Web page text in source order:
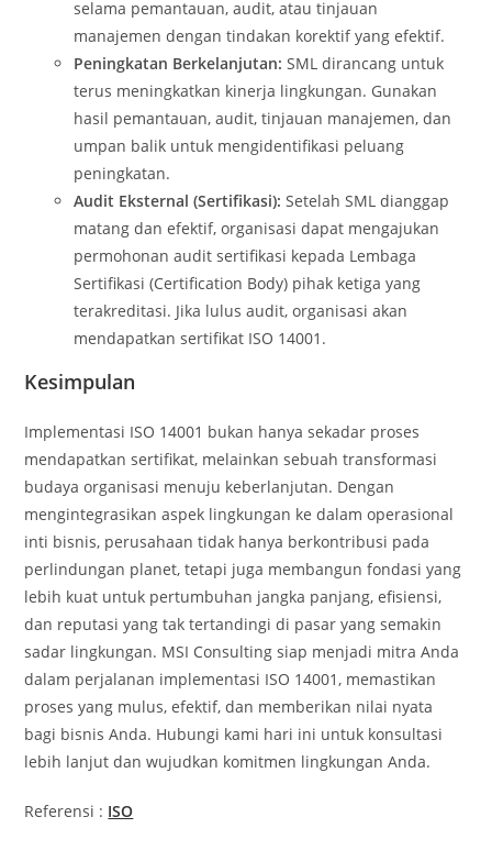
selama pemantauan, audit, atau tinjauan
manajemen dengan tindakan korektif yang efektif.
Peningkatan Berkelanjutan: SML dirancang untuk
terus meningkatkan kinerja lingkungan. Gunakan
hasil pemantauan, audit, tinjauan manajemen, dan
umpan balik untuk mengidentifikasi peluang
peningkatan.
Audit Eksternal (Sertifikasi): Setelah SML dianggap
matang dan efektif, organisasi dapat mengajukan
permohonan audit sertifikasi kepada Lembaga
Sertifikasi (Certification Body) pihak ketiga yang
terakreditasi. Jika lulus audit, organisasi akan
mendapatkan sertifikat ISO 14001.
Kesimpulan
Implementasi ISO 14001 bukan hanya sekadar proses
mendapatkan sertifikat, melainkan sebuah transformasi
budaya organisasi menuju keberlanjutan. Dengan
mengintegrasikan aspek lingkungan ke dalam operasional
inti bisnis, perusahaan tidak hanya berkontribusi pada
perlindungan planet, tetapi juga membangun fondasi yang
lebih kuat untuk pertumbuhan jangka panjang, efisiensi,
dan reputasi yang tak tertandingi di pasar yang semakin
sadar lingkungan. MSI Consulting siap menjadi mitra Anda
dalam perjalanan implementasi ISO 14001, memastikan
proses yang mulus, efektif, dan memberikan nilai nyata
bagi bisnis Anda. Hubungi kami hari ini untuk konsultasi
lebih lanjut dan wujudkan komitmen lingkungan Anda.
Referensi : ISO